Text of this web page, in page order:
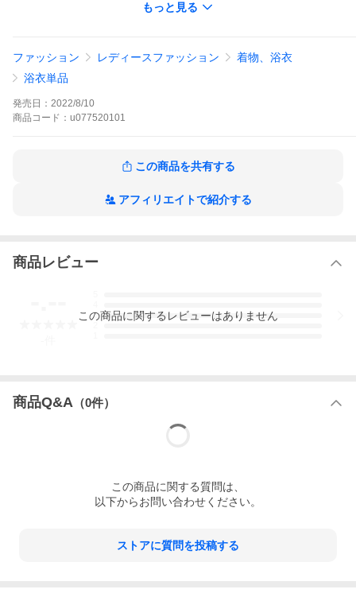
もっと見る
ファッション レディースファッション
着物、浴衣
浴衣単品
発売日： 2022/8/10
商品 コード： u077520101
この商品を共有する
アフィリエイトで紹介する
商品レビュー
3
この商品に関するレビューはありません
商品Q&A （0件）
この商品に関する質問は、
以下からお問い合わせください。
ストアに質問を投稿する